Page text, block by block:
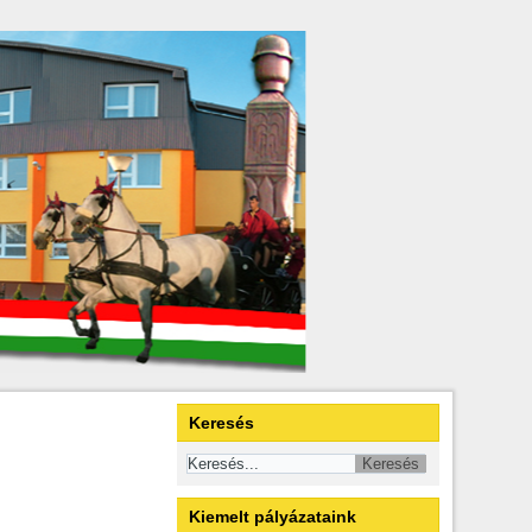
Keresés
Kiemelt pályázataink